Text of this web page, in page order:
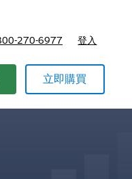
270-6977 登入
立即購買